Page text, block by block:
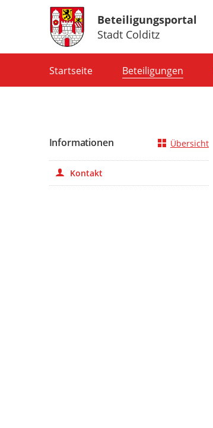
Beteiligungsportal
Stadt Colditz
Startseite Beteiligungen
Informationen Übersicht
Kontakt